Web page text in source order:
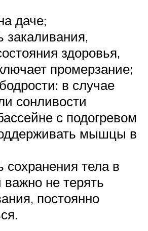
даче;
закаливания,
здоровья,
промерзание;
в случае
сонливости
с подогревом
мышцы в
сохранения тела в
не терять
постоянно